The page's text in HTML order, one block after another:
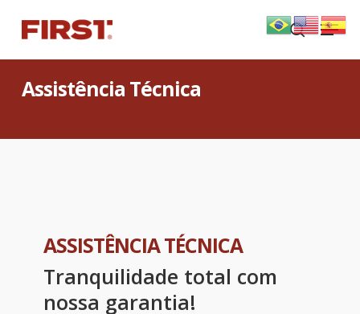
main
content
search
Menu
Assistência Técnica
ASSISTÊNCIA TÉCNICA
Tranquilidade total com
nossa garantia!